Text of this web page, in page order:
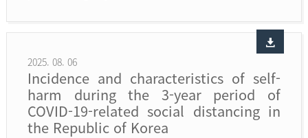
2025. 08. 06
Incidence and characteristics of self-
harm during the 3-year period of
COVID-19-related social distancing in
the Republic of Korea